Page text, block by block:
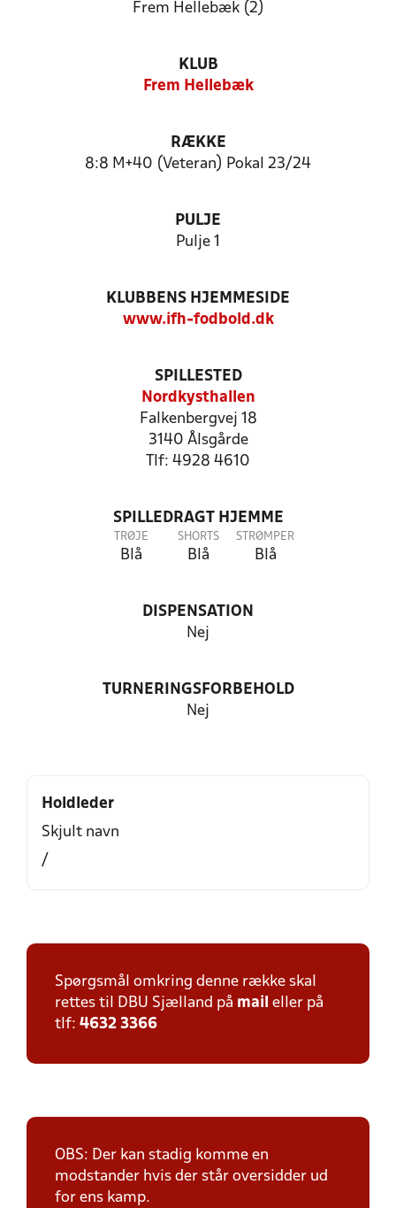
Frem Hellebæk (2)
KLUB
Frem Hellebæk
RÆKKE
8:8 M+40 (Veteran) Pokal 23/24
PULJE
Pulje 1
KLUBBENS HJEMMESIDE
www.ifh-fodbold.dk
SPILLESTED
Nordkysthallen
Falkenbergvej 18
3140 Ålsgårde
Tlf: 4928 4610
SPILLEDRAGT HJEMME
TRØJE
Blå
SHORTS
Blå
STRØMPER
Blå
DISPENSATION
Nej
TURNERINGSFORBEHOLD
Nej
Holdleder
Skjult navn
/
Spørgsmål omkring denne række skal
rettes til DBU Sjælland på mail eller på
tlf: 4632 3366
OBS: Der kan stadig komme en
modstander hvis der står oversidder ud
for ens kamp.